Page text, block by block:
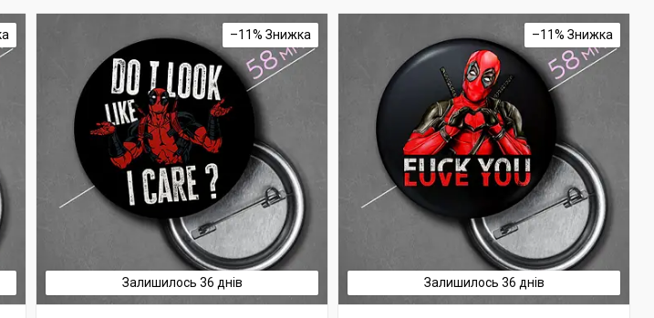
–11%
Залишилось 36 днів
–11%
Залишилось 36 днів